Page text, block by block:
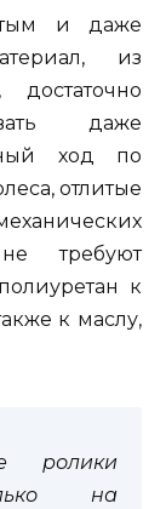
и даже
из
даже
ход по
отлитые
требуют
к
к маслу,
ролики
на